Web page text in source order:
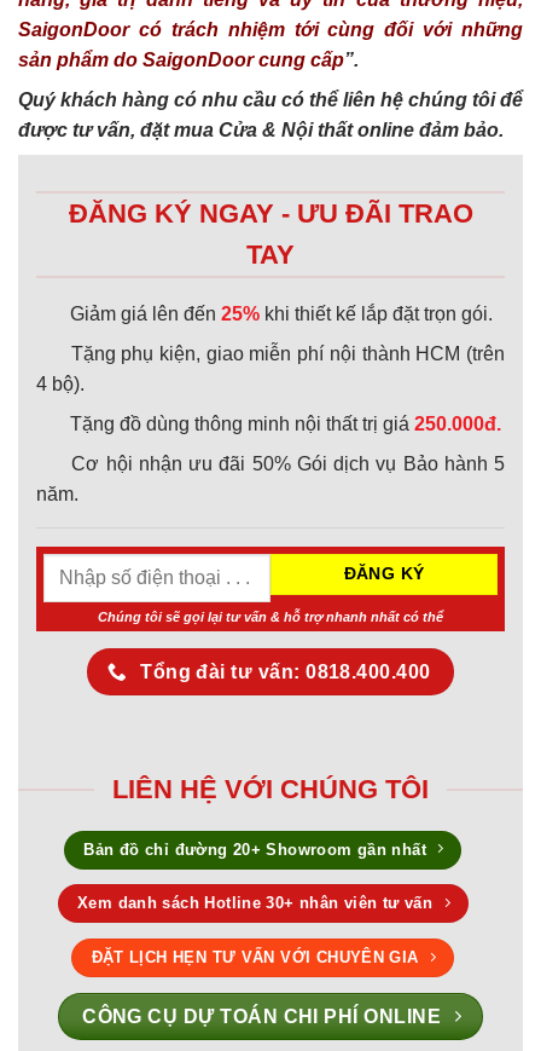
SaigonDoor có trách nhiệm tới cùng đối với những
sản phẩm do SaigonDoor cung cấp”.
Quý khách hàng có nhu cầu có thể liên hệ chúng tôi để
được tư vấn, đặt mua Cửa & Nội thất online đảm bảo.
ĐĂNG KÝ NGAY - ƯU ĐÃI TRAO
TAY
Giảm giá lên đến 25% khi thiết kế lắp đặt trọn gói.
Tặng phụ kiện, giao miễn phí nội thành HCM (trên
4 bộ).
Tặng đồ dùng thông minh nội thất trị giá 250.000đ.
Cơ hội nhận ưu đãi 50% Gói dịch vụ Bảo hành 5
năm.
Chúng tôi sẽ gọi lại tư vấn & hỗ trợ nhanh nhất có thể
Tổng đài tư vấn: 0818.400.400
LIÊN HỆ VỚI CHÚNG TÔI
Bản đồ chỉ đường 20+ Showroom gần nhất
Xem danh sách Hotline 30+ nhân viên tư vấn
ĐẶT LỊCH HẸN TƯ VẤN VỚI CHUYÊN GIA
CÔNG CỤ DỰ TOÁN CHI PHÍ ONLINE